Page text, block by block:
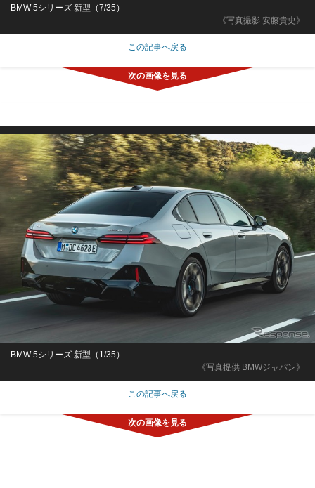
《写真撮影 安藤貴史》
BMW 5シリーズ 新型（7/35）
この記事へ戻る
《写真提供 BMWジャパン》
BMW 5シリーズ 新型（1/35）
この記事へ戻る